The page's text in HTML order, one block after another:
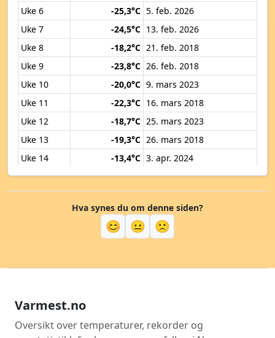
Uke 6
-25,3°C 5. feb. 2026
Uke 7
-24,5°C 13. feb. 2026
Uke 8
-18,2°C 21. feb. 2018
Uke 9
-23,8°C 26. feb. 2018
Uke 10
-20,0°C 9. mars 2023
Uke 11
-22,3°C 16. mars 2018
Uke 12
-18,7°C 25. mars 2023
Uke 13
-19,3°C 26. mars 2018
Uke 14
-13,4°C 3. apr. 2024
Uke 15
-11,0°C 11. apr. 2018
Uke 16
-9,0°C 17. apr. 2017
-5,2°C 27. apr. 2022
-5,1°C
3. mai 2021
Uke 20
-2,5°C 17. mai 2020
Uke 22
Uke 23
-0,8°C 8. juni 2022
Hva synes du om denne siden?
😊 😐 🙁
Varmest.no
Oversikt over temperaturer, rekorder og